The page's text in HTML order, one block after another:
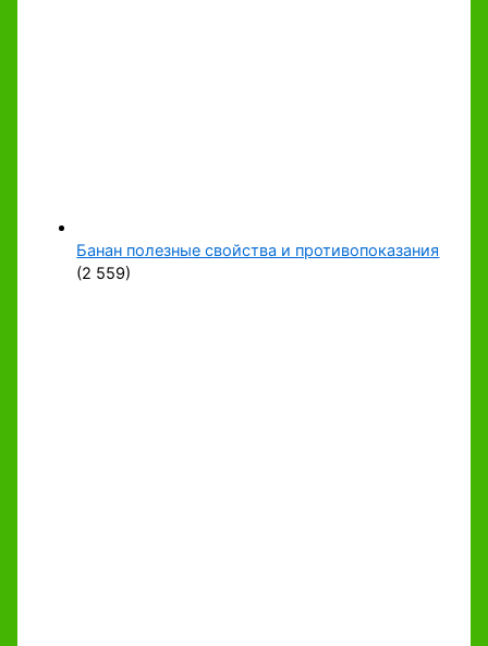
Банан полезные свойства и противопоказания
(2 559)